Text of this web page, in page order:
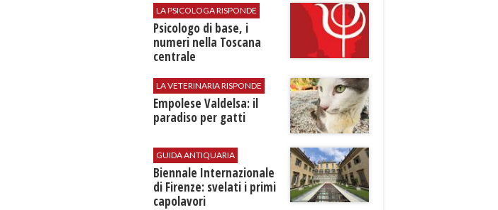
LA PSICOLOGA RISPONDE
Psicologo di base, i
numeri nella Toscana
centrale
LA VETERINARIA RISPONDE
Empolese Valdelsa: il
paradiso per gatti
GUIDA ANTIQUARIA
Biennale Internazionale
di Firenze: svelati i primi
capolavori